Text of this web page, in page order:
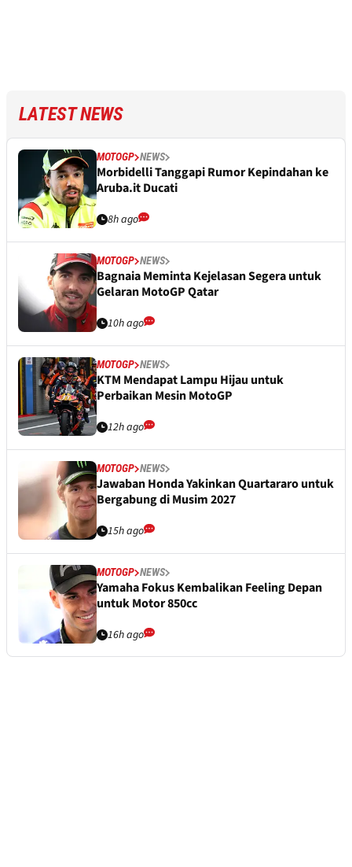
LATEST NEWS
MOTOGP NEWS
Morbidelli Tanggapi Rumor Kepindahan ke
Aruba.it Ducati
8h ago
MOTOGP NEWS
Bagnaia Meminta Kejelasan Segera untuk
Gelaran MotoGP Qatar
10h ago
MOTOGP NEWS
KTM Mendapat Lampu Hijau untuk
Perbaikan Mesin MotoGP
12h ago
MOTOGP NEWS
Jawaban Honda Yakinkan Quartararo untuk
Bergabung di Musim 2027
15h ago
MOTOGP NEWS
Yamaha Fokus Kembalikan Feeling Depan
untuk Motor 850cc
16h ago